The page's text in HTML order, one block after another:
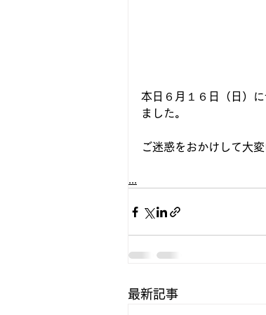
本日６月１６日（日）
ました。
ご迷惑をおかけして大
...
最新記事